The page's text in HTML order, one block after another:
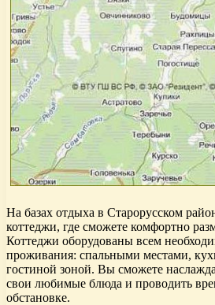
На базах отдыха в Старорусском
коттеджи, где сможете комфортно
Коттеджи оборудованы всем
проживания: спальными местами,
гостиной зоной. Вы сможете
свои любимые блюда и проводить
обстановке.